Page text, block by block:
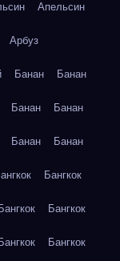
Апельсин
Арбуз
Банан Банан
Банан Банан
Банан Банан
Бангкок
Бангкок Бангкок
Бангкок Бангкок